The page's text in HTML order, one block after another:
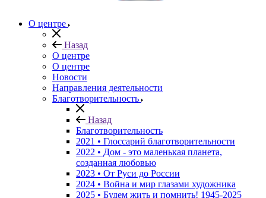
О центре
Назад
О центре
О центре
Новости
Направления деятельности
Благотворительность
Назад
Благотворительность
2021 • Глоссарий благотворительности
2022 • Дом - это маленькая планета,
созданная любовью
2023 • От Руси до России
2024 • Война и мир глазами художника
2025 • Будем жить и помнить! 1945-2025